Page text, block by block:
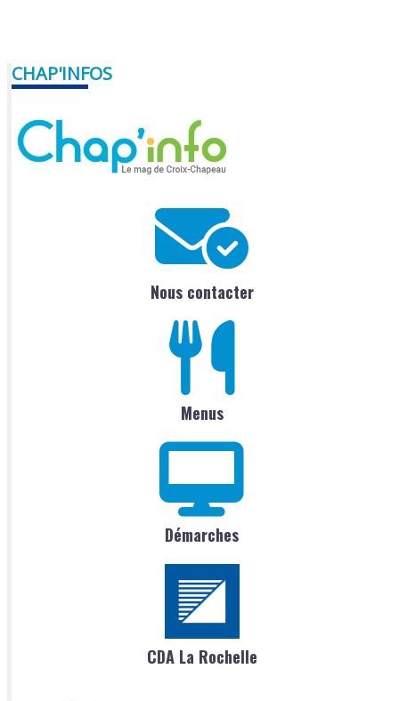
CHAP'INFOS
Nous contacter
Menus
Démarches
CDA La Rochelle